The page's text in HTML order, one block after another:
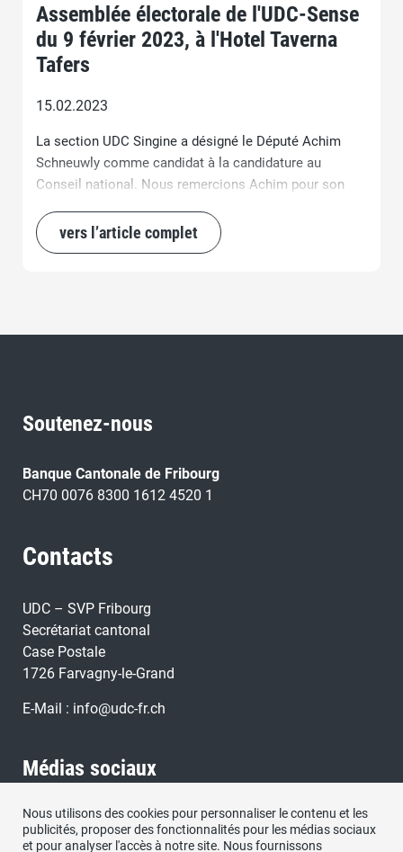
Assemblée électorale de l'UDC-Sense
du 9 février 2023, à l'Hotel Taverna
Tafers
15.02.2023
La section UDC Singine a désigné le Député Achim
Schneuwly comme candidat à la candidature au
Conseil national. Nous remercions Achim pour son
vers l’article complet
Soutenez-nous
Banque Cantonale de Fribourg
CH70 0076 8300 1612 4520 1
Contacts
UDC – SVP Fribourg
Secrétariat cantonal
Case Postale
1726 Farvagny-le-Grand
E-Mail : info@udc-fr.ch
Médias sociaux
Retrouvez nous sous:
Nous utilisons des cookies pour personnaliser le contenu et les
publicités, proposer des fonctionnalités pour les médias sociaux
et pour analyser l'accès à notre site. Nous fournissons